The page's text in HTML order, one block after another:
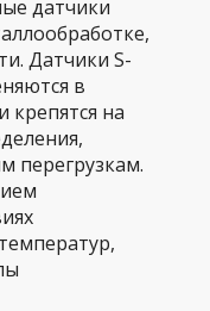
датчики
Датчики S-
в
крепятся на
перегрузкам.